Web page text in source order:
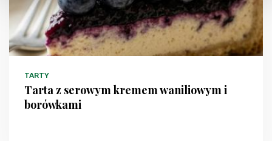
TARTY
Tarta z serowym kremem waniliowym i
borówkami